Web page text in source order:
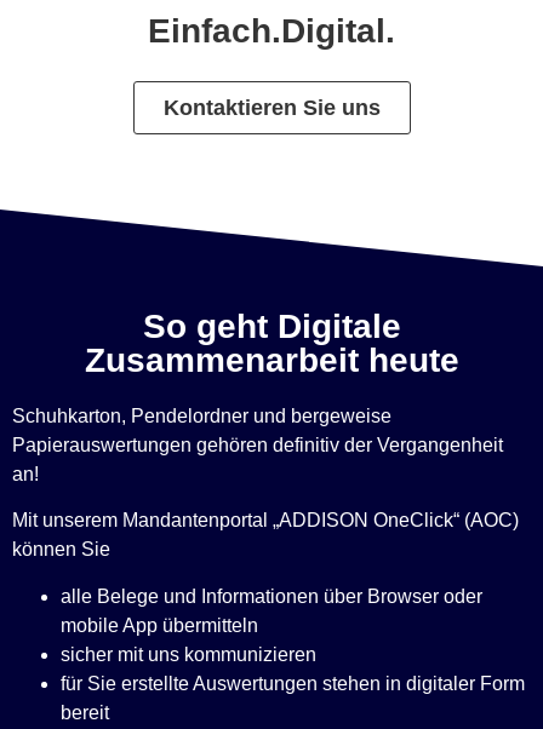
Einfach.Digital.
Kontaktieren Sie uns
So geht Digitale
Zusammenarbeit heute
Schuhkarton, Pendelordner und bergeweise
Papierauswertungen gehören definitiv der Vergangenheit
an!
Mit unserem Mandantenportal „ADDISON OneClick“ (AOC)
können Sie
alle Belege und Informationen über Browser oder
mobile App übermitteln
sicher mit uns kommunizieren
für Sie erstellte Auswertungen stehen in digitaler Form
bereit